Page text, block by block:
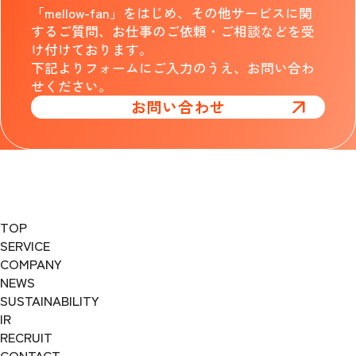
「mellow-fan」をはじめ、その他サービスに関
するご質問、お仕事のご依頼・ご相談などを受
け付けております。
下記よりフォームにご入力のうえ、お問い合わ
せください。
お問い合わせ
TOP
SERVICE
COMPANY
NEWS
SUSTAINABILITY
IR
RECRUIT